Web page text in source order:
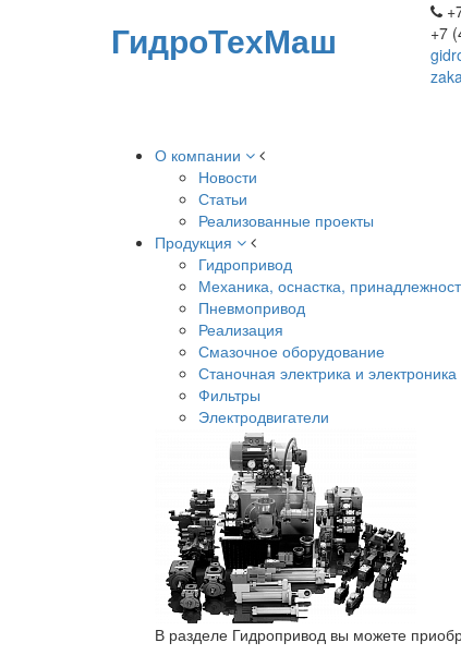
ГидроТехМаш
+7
О компании
Новости
Статьи
Реализованные проекты
Продукция
Гидропривод
Механика, оснастка,
Пневмопривод
Реализация
Смазочное оборудование
Станочная электрика и электроника
Фильтры
Электродвигатели
В разделе Гидропривод вы можете